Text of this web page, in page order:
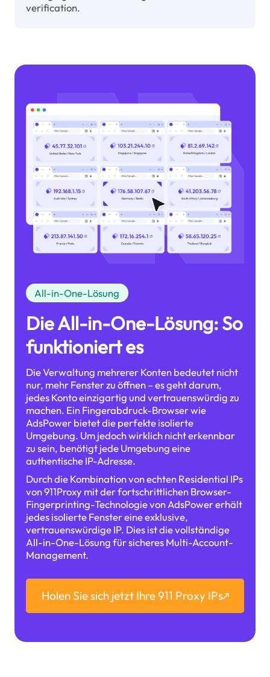
verification.
All-in-One-Lösung
Die All-in-One-Lösung: So
funktioniert es
Die Verwaltung mehrerer Konten bedeutet nicht
nur, mehr Fenster zu öffnen – es geht darum,
jedes Konto einzigartig und vertrauenswürdig zu
machen. Ein Fingerabdruck-Browser wie
AdsPower bietet die perfekte isolierte
Umgebung. Um jedoch wirklich nicht erkennbar
zu sein, benötigt jede Umgebung eine
authentische IP-Adresse.
Durch die Kombination von echten Residential IPs
von 911Proxy mit der fortschrittlichen Browser-
Fingerprinting-Technologie von AdsPower erhält
jedes isolierte Fenster eine exklusive,
vertrauenswürdige IP. Dies ist die vollständige
All-in-One-Lösung für sicheres Multi-Account-
Management.
Holen Sie sich jetzt Ihre 911 Proxy IPs